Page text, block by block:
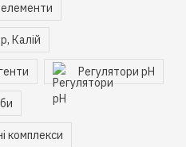
Калій
Регулятори pH
комплекси